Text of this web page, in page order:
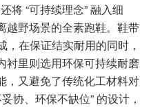
将 “可持续理念” 融入细
越野场景的全素跑鞋。鞋带
在保证结实耐用的同时，
衬里则选用环保可持续耐磨
，又避免了传统化工材料对
协、环保不缺位” 的设计，